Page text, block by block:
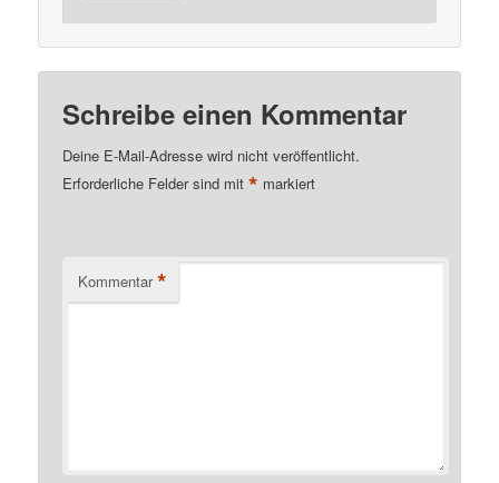
Schreibe einen Kommentar
Deine E-Mail-Adresse wird nicht veröffentlicht.
Erforderliche Felder sind mit* markiert
Kommentar *